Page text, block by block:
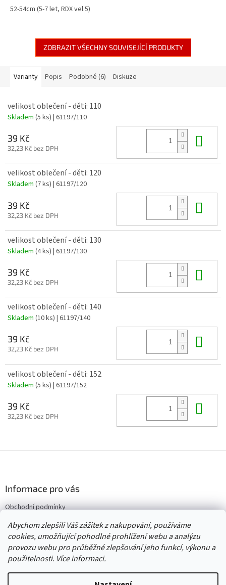
Abychom zlepšili Váš zážitek z nakupování, používáme
cookies, umožňující pohodlné prohlížení webu a analýzu
provozu webu pro průběžné zlepšování jeho funkcí, výkonu a
použitelnosti. Více informaci.
52-54cm (5-7 let, RDX vel.5)
ZOBRAZIT VŠECHNY SOUVISEJÍCÍ PRODUKTY
Varianty Popis Podobné (6) Diskuze
velikost oblečení - děti: 110
Skladem (5 ks) | 61197/110
39 Kč
32,23 Kč bez DPH
velikost oblečení - děti: 120
Skladem (7 ks) | 61197/120
39 Kč
32,23 Kč bez DPH
velikost oblečení - děti: 130
Skladem (4 ks) | 61197/130
39 Kč
32,23 Kč bez DPH
velikost oblečení - děti: 140
Skladem (10 ks) | 61197/140
39 Kč
32,23 Kč bez DPH
velikost oblečení - děti: 152
Skladem (5 ks) | 61197/152
39 Kč
32,23 Kč bez DPH
í
Informace pro vás
Obchodní podmínky
Vrácení/výměna/reklamace
Velkoobchod